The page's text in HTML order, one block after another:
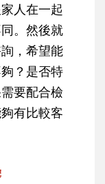
人在一起
。然後就
，希望能
？是否特
要配合檢
有比較客